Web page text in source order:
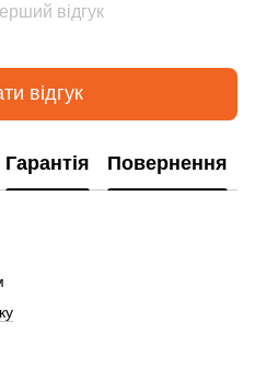
відгук
відгук
Гарантія Повернення